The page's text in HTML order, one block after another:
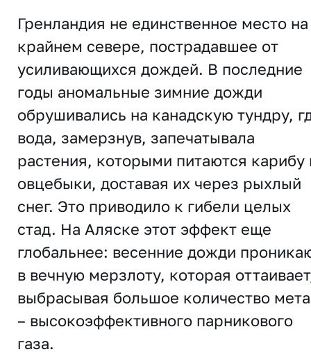
Гренландия не единственное место на
крайнем севере, пострадавшее от
усиливающихся дождей. В последние
годы аномальные зимние дожди
обрушивались на канадскую тундру,
вода, замерзнув, запечатывала
растения, которыми питаются карибу
овцебыки, доставая их через рыхлый
снег. Это приводило к гибели целых
стад. На Аляске этот эффект еще
глобальнее: весенние дожди
в вечную мерзлоту, которая
выбрасывая большое количество
– высокоэффективного парникового
газа.